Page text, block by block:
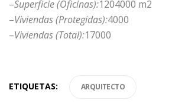
–Superficie (Oficinas):1204000 m2
–Viviendas (Protegidas):4000
–Viviendas (Total):17000
ETIQUETAS: ARQUITECTO